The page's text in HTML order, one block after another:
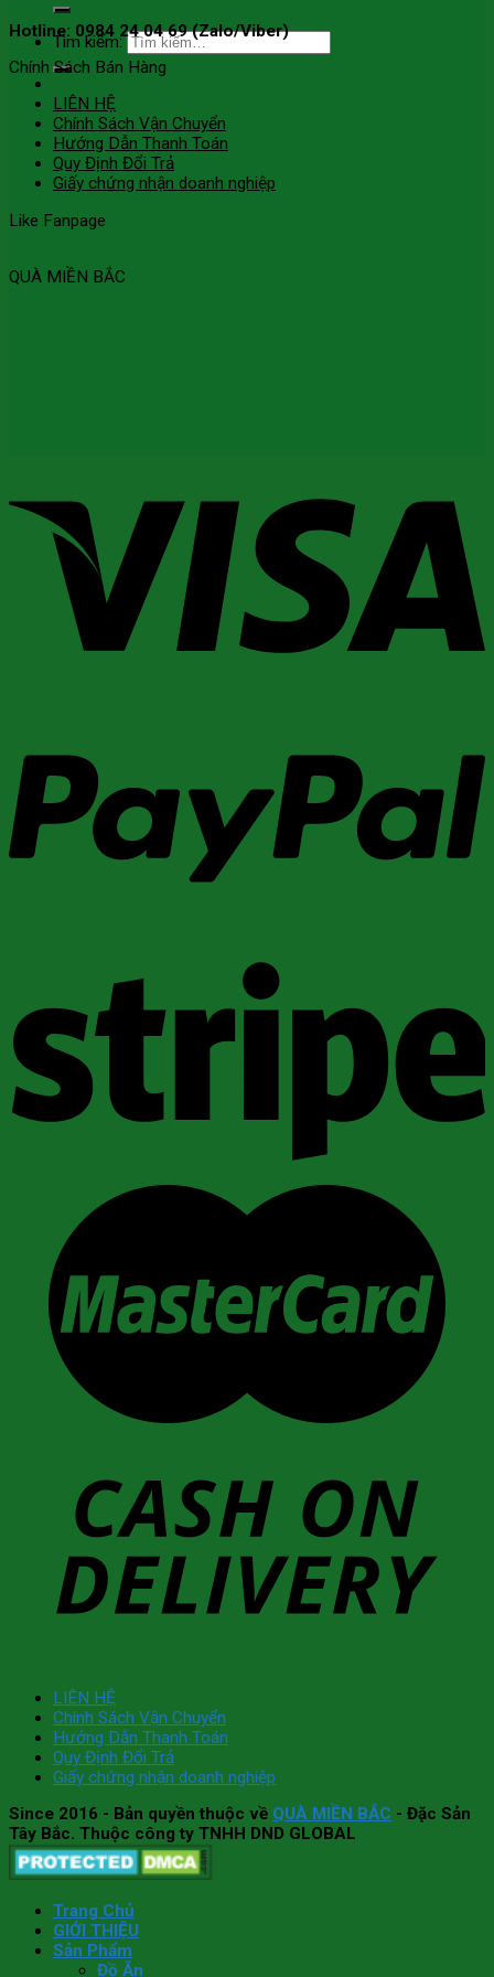
Tìm kiếm:
Hotline: 0984 24 04 69 (Zalo/Viber)
Chính Sách Bán Hàng
LIÊN HỆ
Chính Sách Vận Chuyển
Hướng Dẫn Thanh Toán
Quy Định Đổi Trả
Giấy chứng nhận doanh nghiệp
Like Fanpage
QUÀ MIỀN BẮC
LIÊN HỆ
Chính Sách Vận Chuyển
Hướng Dẫn Thanh Toán
Quy Định Đổi Trả
Giấy chứng nhận doanh nghiệp
Since 2016 - Bản quyền thuộc về QUÀ MIỀN BẮC - Đặc Sản
Tây Bắc. Thuộc công ty TNHH DND GLOBAL
Trang Chủ
GIỚI THIỆU
Sản Phẩm
Đồ Ăn